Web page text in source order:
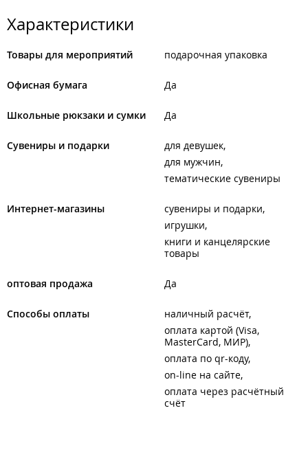
Характеристики
Товары для мероприятий подарочная упаковка
Офисная бумага Да
Школьные рюкзаки и сумки Да
Сувениры и подарки
для девушек
для мужчин
тематические сувениры
Интернет-магазины
сувениры и подарки
игрушки
книги и канцелярские
товары
оптовая продажа Да
Способы оплаты
наличный расчёт
оплата картой (Visa,
MasterCard, МИР)
оплата по qr-коду
on-line на сайте
оплата через расчётный
счёт